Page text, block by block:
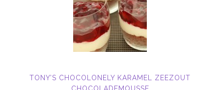
TONY’S CHOCOLONELY KARAMEL ZEEZOUT